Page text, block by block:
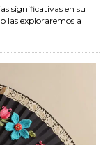
significativas en su
las exploraremos a